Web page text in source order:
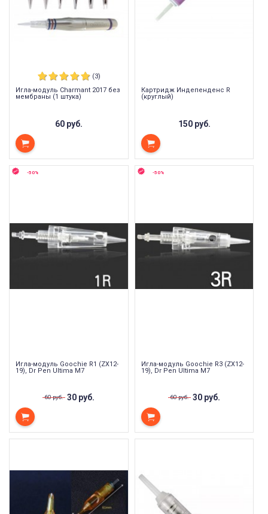
(3)
Игла-модуль Charmant 2017 без
мембраны (1 штука)
60 руб.
Картридж Индепенденс R
(круглый)
150 руб.
Игла-модуль Goochie R1 (ZX12-
19), Dr Pen Ultima M7
60 руб. 30 руб.
-50%
Игла-модуль Goochie R3 (ZX12-
19), Dr Pen Ultima M7
60 руб. 30 руб.
-50%